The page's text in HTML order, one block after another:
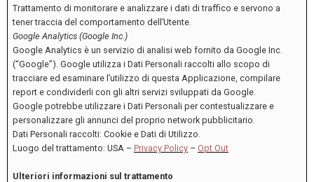
Trattamento di monitorare e analizzare i dati di traffico e servono a
tener traccia del comportamento dell’Utente.
Google Analytics (Google Inc.)
Google Analytics è un servizio di analisi web fornito da Google Inc.
(“Google”). Google utilizza i Dati Personali raccolti allo scopo di
tracciare ed esaminare l’utilizzo di questa Applicazione, compilare
report e condividerli con gli altri servizi sviluppati da Google.
Google potrebbe utilizzare i Dati Personali per contestualizzare e
personalizzare gli annunci del proprio network pubblicitario.
Dati Personali raccolti: Cookie e Dati di Utilizzo.
Luogo del trattamento: USA – Privacy Policy – Opt Out
Ulteriori informazioni sul trattamento